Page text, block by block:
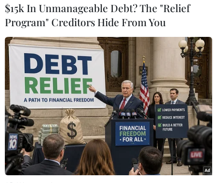
[Bức tranh toàn cảnh vốn đầu tư nước ngoài
vào Việt Nam năm 2017]
$15k In Unmanageable Debt? The "Relief
Program" Creditors Hide From You